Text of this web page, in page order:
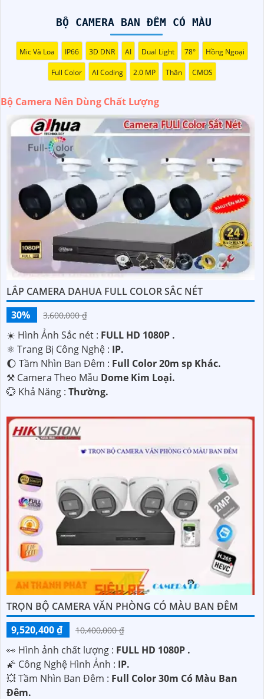
Chọn camera có hệ thống chống rung: Hệ thống chống
rung sẽ giúp giảm rung lắc và giữ cho hình ảnh được stabil
trong quá trình quay.
5:Chọn camera của các thương hiệu uy tín: Đểkhẳng
chất lượng sản phẩm, bạn nên chọn camera của các
còn nhiều yếu tố khác cũng ảnh hưởng đến chất lượng
hình ảnh như cảm biến hình ảnh, góc quan sát, khả năng
zoom, và các tính năng bổ sung khác. Trước khi mua bộ
camera, bạn nên tìm hiểu kỹ càng và tham khảo ý kiến từ
người đã sử dụng để chọn được sản phẩm phù hợp nhất
với nhu cầu của mình.
BỘ CAMERA BAN ĐÊM CÓ MÀU
Mic Và Loa IP66 3D DNR AI Dual Light 78° Hồng Ngoại
Full Color AI Coding 2.0 MP Thân CMOS
Bộ Camera Nên Dùng Chất Lượng
LẮP CAMERA DAHUA FULL COLOR SẮC NÉT
30%
3,600,000 ₫
☀️ Hình Ảnh Sắc nét : FULL HD 1080P .
⚛️ Trang Bị Công Nghệ : IP.
🌔 Tầm Nhìn Ban Đêm : Full Color 20m sp Khác.
⚒ Camera Theo Mẫu Dome Kim Loại.
️💮 Khả Năng : Thường.
TRỌN BỘ CAMERA VĂN PHÒNG CÓ MÀU BAN ĐÊM
9,520,400 ₫
10,400,000 ₫
️👀 Hình ảnh chất lượng : FULL HD 1080P .
🌠 Công Nghệ Hình Ảnh : IP.
💥 Tầm Nhìn Ban Đêm : Full Color 30m Có Màu Ban
Ðêm.